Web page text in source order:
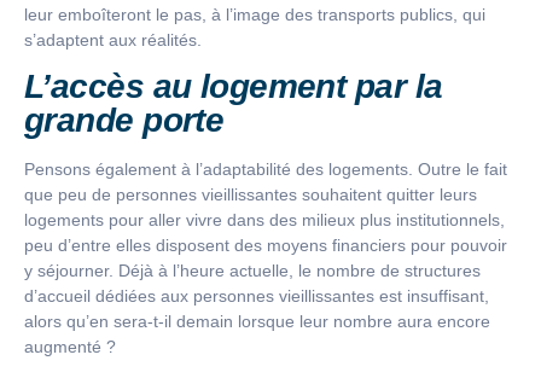
leur emboîteront le pas, à l’image des transports publics, qui
s’adaptent aux réalités.
L’accès au logement par la
grande porte
Pensons également à l’adaptabilité des logements. Outre le fait
que peu de personnes vieillissantes souhaitent quitter leurs
logements pour aller vivre dans des milieux plus institutionnels,
peu d’entre elles disposent des moyens financiers pour pouvoir
y séjourner. Déjà à l’heure actuelle, le nombre de structures
d’accueil dédiées aux personnes vieillissantes est insuffisant,
alors qu’en sera-t-il demain lorsque leur nombre aura encore
augmenté ?